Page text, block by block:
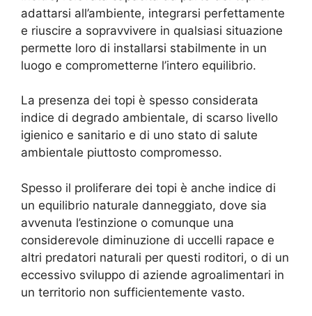
adattarsi all’ambiente, integrarsi perfettamente
e riuscire a sopravvivere in qualsiasi situazione
permette loro di installarsi stabilmente in un
luogo e comprometterne l’intero equilibrio.
La presenza dei topi è spesso considerata
indice di degrado ambientale, di scarso livello
igienico e sanitario e di uno stato di salute
ambientale piuttosto compromesso.
Spesso il proliferare dei topi è anche indice di
un equilibrio naturale danneggiato, dove sia
avvenuta l’estinzione o comunque una
considerevole diminuzione di uccelli rapace e
altri predatori naturali per questi roditori, o di un
eccessivo sviluppo di aziende agroalimentari in
un territorio non sufficientemente vasto.